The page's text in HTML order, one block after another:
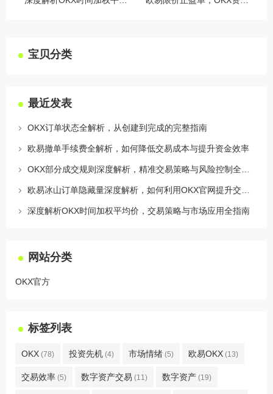
宝贝分类
最近发表
OKX订单状态全解析，从创建到完成的完整指南
欧易撤单手续费全解析，如何降低交易成本与提升资金效率
深度解析OKX时间加权平均价，交易策略与市场应用全指南
网站分类
OKX官方
标签列表
OKX (78) 投资先机 (4) 市场情绪 (5) 欧易OKX (13)
交易效率 (5) 数字资产交易 (11) 数字资产 (19)